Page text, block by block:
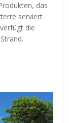
das
serviert
die